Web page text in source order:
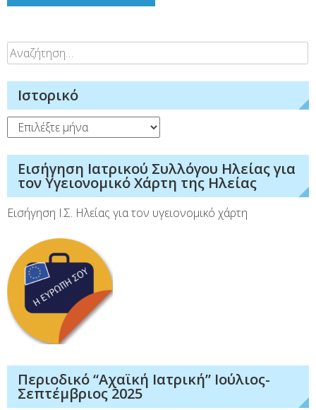
Αναζήτηση
για:
Ιστορικό
Ιστορικό
Εισήγηση Ιατρικού Συλλόγου Ηλείας για
τον Υγειονομικό Χάρτη της Ηλείας
Εισήγηση Ι.Σ. Ηλείας για τον υγειονομικό χάρτη
Περιοδικό “Αχαϊκή Ιατρική” Ιούλιος-
Σεπτέμβριος 2025